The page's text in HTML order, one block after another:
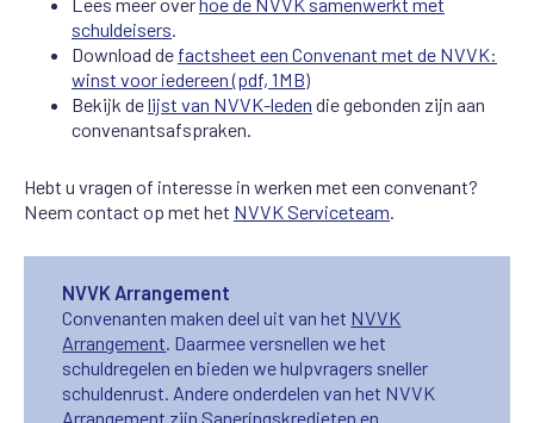
Lees meer overhoe de NVVK samenwerkt met
schuldeisers.
Download de factsheet een Convenant met de NVVK:
winst voor iedereen (pdf, 1MB)
Bekijk delijst van NVVK-leden die gebonden zijn aan
convenantsafspraken.
Hebt u vragen of interesse in werken met een convenant?
Neem contact op met het NVVK Serviceteam.
NVVK Arrangement
Convenanten maken deel uit van het NVVK
Arrangement . Daarmee versnellen we het
schuldregelen en bieden we hulpvragers sneller
schuldenrust. Andere onderdelen van het NVVK
Arrangement zijn Saneringskredieten en